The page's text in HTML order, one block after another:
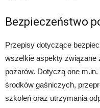
Bezpieczeństwo
Przepisy dotyczące
wszelkie aspekty związane
pożarów. Dotyczą one
środków gaśniczych,
szkoleń oraz utrzymania